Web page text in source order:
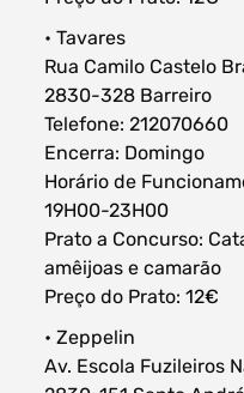
• Tavares
Rua Camilo Castelo
2830-328 Barreiro
Telefone: 212070660
Encerra: Domingo
Horário de
19H00-23H00
Prato a Concurso:
amêijoas e camarão
Preço do Prato: 12€
• Zeppelin
Av. Escola Fuzileiros